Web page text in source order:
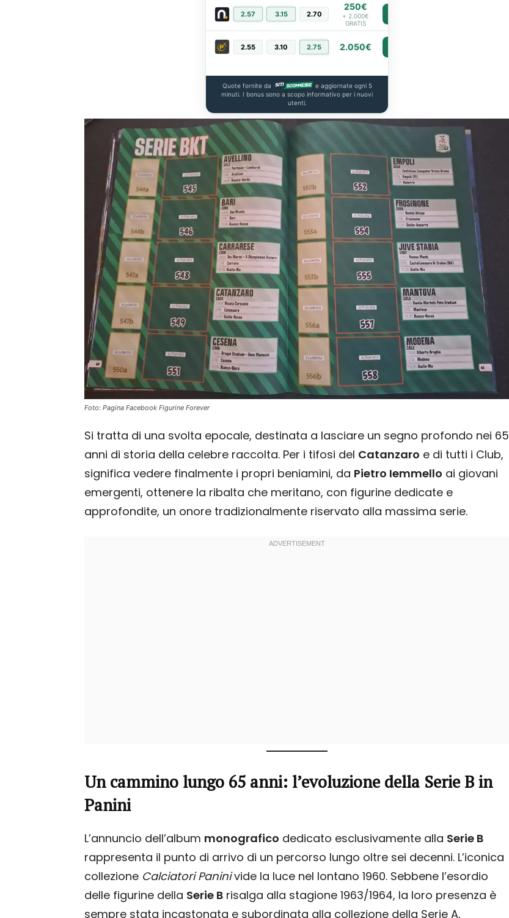
2.57 3.15 2.70
250€
+ 2.000€
GRATIS
2.55 3.10 2.75 2.050€
Quote fornite da
e aggiornate ogni 5
minuti. I bonus sono a scopo informativo per i nuovi
utenti.
Foto: Pagina Facebook Figurine Forever
Si tratta di una svolta epocale, destinata a lasciare un segno profondo nei 65
anni di storia della celebre raccolta. Per i tifosi del Catanzaro e di tutti i Club,
significa vedere finalmente i propri beniamini, da Pietro Iemmello ai giovani
emergenti, ottenere la ribalta che meritano, con figurine dedicate e
approfondite, un onore tradizionalmente riservato alla massima serie.
Un cammino lungo 65 anni: l’evoluzione della Serie B in
Panini
L’annuncio dell’album monografico dedicato esclusivamente alla Serie B
rappresenta il punto di arrivo di un percorso lungo oltre sei decenni. L’iconica
collezione Calciatori Paninivide la luce nel lontano 1960. Sebbene l’esordio
delle figurine della Serie B risalga alla stagione 1963/1964, la loro presenza è
sempre stata incastonata e subordinata alla collezione della Serie A,